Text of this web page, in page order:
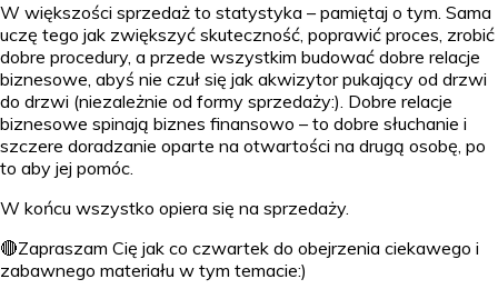
W większości sprzedaż to statystyka – pamiętaj o tym. Sama
uczę tego jak zwiększyć skuteczność, poprawić proces, zrobić
dobre procedury, a przede wszystkim budować dobre relacje
biznesowe, abyś nie czuł się jak akwizytor pukający od drzwi
do drzwi (niezależnie od formy sprzedaży:). Dobre relacje
biznesowe spinają biznes finansowo – to dobre słuchanie i
szczere doradzanie oparte na otwartości na drugą osobę, po
to aby jej pomóc.
W końcu wszystko opiera się na sprzedaży.
🔴Zapraszam Cię jak co czwartek do obejrzenia ciekawego i
zabawnego materiału w tym temacie:)